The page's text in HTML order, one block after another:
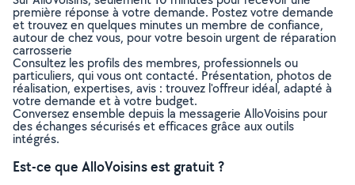
première réponse à votre demande. Postez votre demande
et trouvez en quelques minutes un membre de confiance,
autour de chez vous, pour votre besoin urgent de réparation
carrosserie
Consultez les profils des membres, professionnels ou
particuliers, qui vous ont contacté. Présentation, photos de
réalisation, expertises, avis : trouvez l'offreur idéal, adapté à
votre demande et à votre budget.
Conversez ensemble depuis la messagerie AlloVoisins pour
des échanges sécurisés et efficaces grâce aux outils
intégrés.
Est-ce que AlloVoisins est gratuit ?